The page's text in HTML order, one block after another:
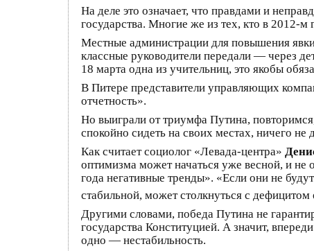
На деле это означает, что правдами и
государства. Многие же из тех, кто в 2012-м
Местные администрации для повышения
классные руководители передали — через
18 марта одна из учительниц, это якобы
В Питере представители управляющих
отчетность».
Но выиграли от триумфа Путина,
спокойно сидеть на своих местах, ничего не
Как считает социолог «Левада-центра»
оптимизма может начаться уже весной, и не
года негативные тренды». «Если они не
стабильной, может столкнуться с
Другими словами, победа Путина не
государства Конституцией. А значит,
одно — нестабильность.